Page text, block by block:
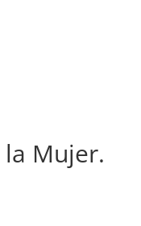
Mujer.